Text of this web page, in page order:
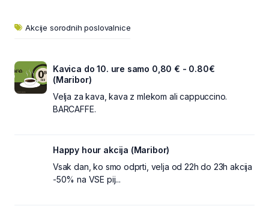
Akcije sorodnih poslovalnice
Kavica do 10. ure samo 0,80 € - 0.80€
(Maribor)
Velja za kava, kava z mlekom ali cappuccino.
BARCAFFE.
Happy hour akcija (Maribor)
Vsak dan, ko smo odprti, velja od 22h do 23h akcija
-50% na VSE pij...